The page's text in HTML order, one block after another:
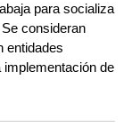
para socializa
consideran
entidades
de